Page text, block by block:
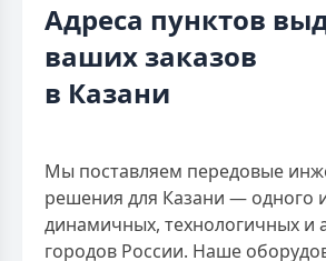
Адреса пунктов
ваших заказов
в Казани
Мы поставляем передовые
решения для Казани — одного
динамичных, технологичных и
городов России. Наше